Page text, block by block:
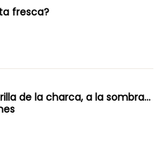
fresca?
de la charca, a la sombra…